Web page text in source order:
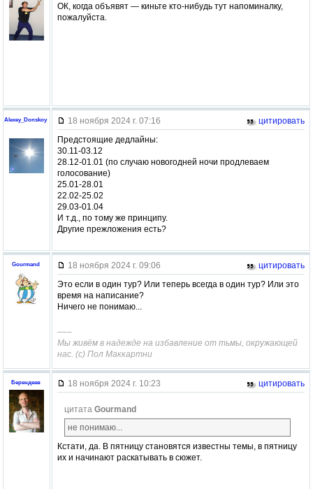
ОК, когда объявят — киньте кто-нибудь тут напоминалку,
пожалуйста.
Alexey_Donskoy 18 ноября 2024 г. 07:16
цитировать
Предстоящие дедлайны:
30.11-03.12
28.12-01.01 (по случаю новогодней ночи продлеваем
голосование)
25.01-28.01
22.02-25.02
29.03-01.04
И т.д., по тому же принципу.
Другие прежложения есть?
Gourmand 18 ноября 2024 г. 09:06
цитировать
Это если в один тур? Или теперь всегда в один тур? Или это
время на написание?
Ничего не понимаю...
–––
Мы живём в надежде на избавление от тьмы, окружающей
нас. (с) Пол Маккартни
Берендеев 18 ноября 2024 г. 10:23 цитировать
цитата Gourmand
не понимаю...
Кстати, да. В пятницу становятся известны темы, в пятницу
их и начинают раскатывать в сюжет.